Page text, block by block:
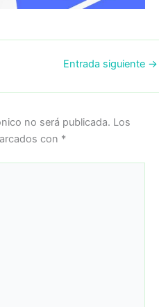
Entrada siguiente →
no será publicada. Los
con *